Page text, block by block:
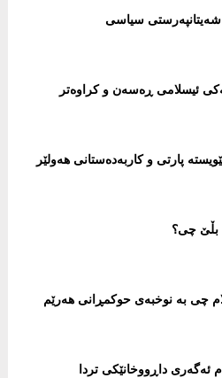
سیاسی
ئیسلامی ڕەسەن و کراوەتر
پارتی و کاربەدەستانی ھەولێر
بڵێ چی؟
چی بە نوخبەی حوکمڕانی ھەرێم
ئەگەری داڕووخانێکی تردا